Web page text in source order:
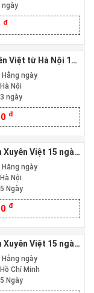
ngày
đ
Việt từ Hà Nội 13
bằng Tàu Hỏa
Hằng ngày
Hà Nội
ngày
đ
Xuyên Việt 15 ngày
Nội bằng Tàu Hỏa
Hằng ngày
Hà Nội
Ngày
đ
Xuyên Việt 15 ngày
Chí Minh bằng
Hằng ngày
Hồ Chí Minh
Ngày